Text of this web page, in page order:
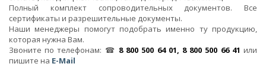
Полный комплект сопроводительных документов. Все
сертификаты и разрешительные документы.
Наши менеджеры помогут подобрать именно ту продукцию,
которая нужна Вам.
Звоните по телефонам: ☎ 8 800 500 64 01, 8 800 500 66 41 или
пишите на E-Mail